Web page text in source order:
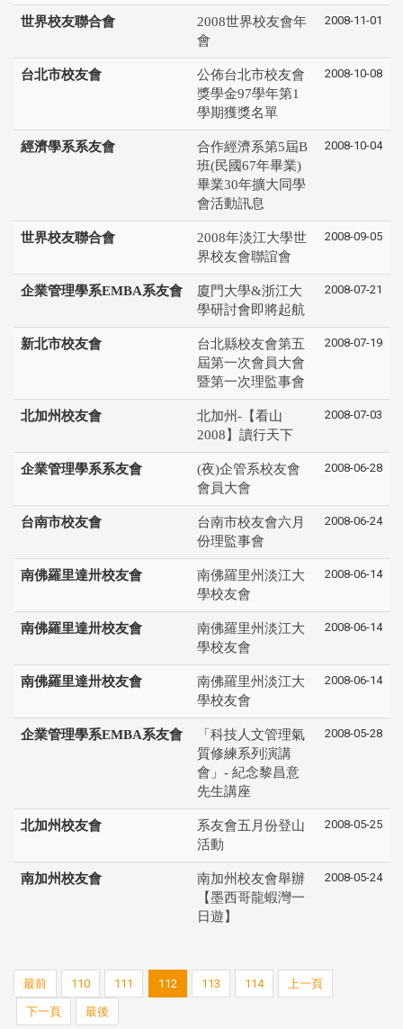
世界校友聯合會
2008世界校友會年
會
2008-11-01
台北市校友會
公佈台北市校友會
獎學金97學年第1
學期獲獎名單
2008-10-08
經濟學系系友會
合作經濟系第5屆B
班(民國67年畢業)
畢業30年擴大同學
會活動訊息
2008-10-04
世界校友聯合會
2008年淡江大學世
界校友會聯誼會
2008-09-05
企業管理學系EMBA系友會
廈門大學&浙江大
學研討會即將起航
2008-07-21
新北市校友會
台北縣校友會第五
屆第一次會員大會
暨第一次理監事會
2008-07-19
北加州校友會
北加州-【看山
2008】讀行天下
2008-07-03
企業管理學系系友會
(夜)企管系校友會
會員大會
2008-06-28
台南市校友會
台南市校友會六月
份理監事會
2008-06-24
南佛羅里達卅校友會
南佛羅里州淡江大
學校友會
2008-06-14
南佛羅里達卅校友會
南佛羅里州淡江大
學校友會
2008-06-14
南佛羅里達卅校友會
南佛羅里州淡江大
學校友會
2008-06-14
企業管理學系EMBA系友會
「科技人文管理氣
質修練系列演講
會」- 紀念黎昌意
先生講座
2008-05-28
北加州校友會
系友會五月份登山
活動
2008-05-25
南加州校友會
南加州校友會舉辦
【墨西哥龍蝦灣一
日遊】
2008-05-24
最前 110 111 112 113 114 上一頁
下一頁 最後